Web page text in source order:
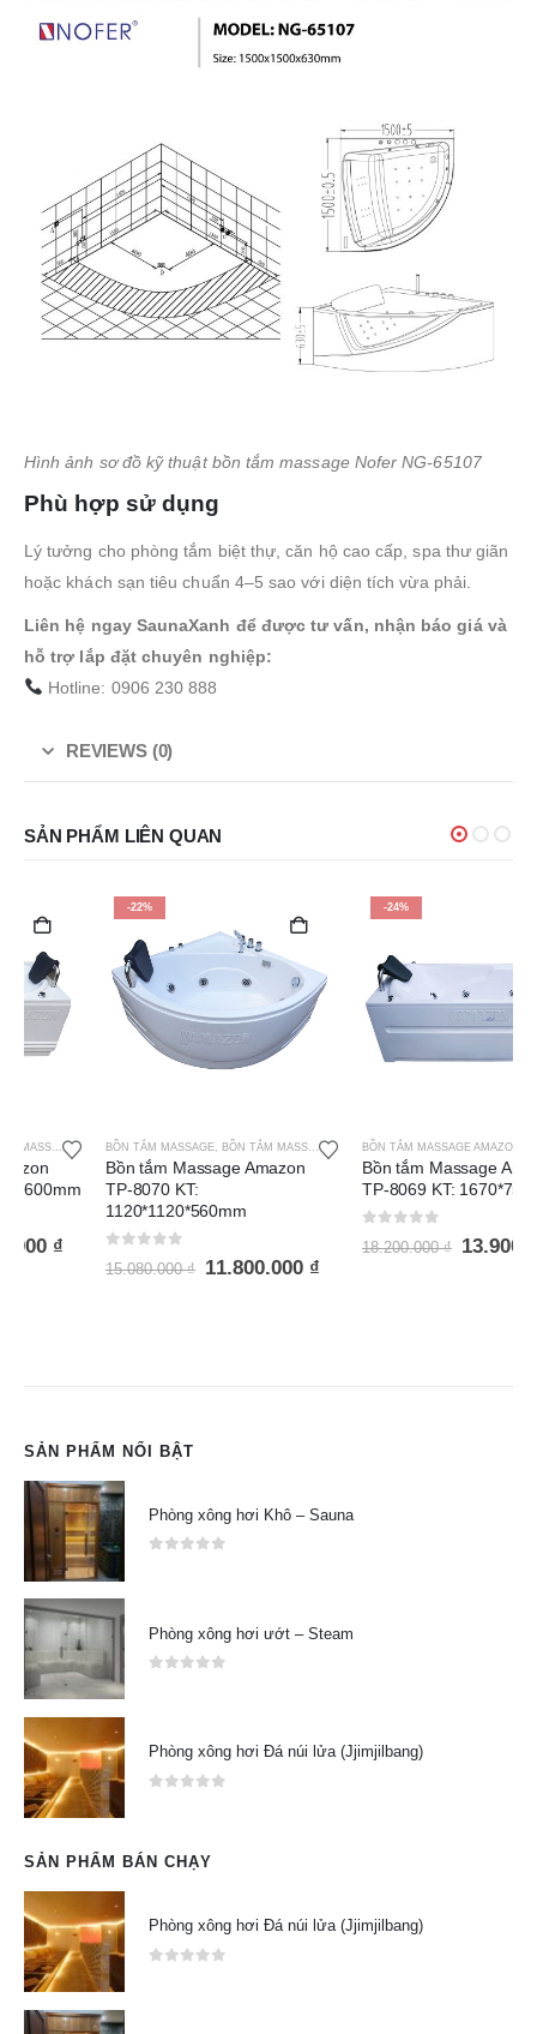
Hình ảnh sơ đồ kỹ thuật bồn tắm massage Nofer NG-65107
Phù hợp sử dụng
Lý tưởng cho phòng tắm biệt thự, căn hộ cao cấp, spa thư giãn
hoặc khách sạn tiêu chuẩn 4–5 sao với diện tích vừa phải.
Liên hệ ngay SaunaXanh để được tư vấn, nhận báo giá và
hỗ trợ lắp đặt chuyên nghiệp:
Hotline: 0906 230 888
REVIEWS (0)
SẢN PHẨM LIÊN QUAN
BỒN TẮM MASSAGE ,BỒN TẮM MASSAGE AMAZON
Bồn tắm Massage Amazon
TP-8070 KT:
1120*1120*560mm
₫ 11.800.000₫
BỒN TẮM MASSAGE AMAZON,BỒN TẮM MASSAGE
Bồn tắm Massage Amazon
TP-8069 KT: 1670*750*600mm
₫ 13.900.000₫
SẢN PHẨM NỔI BẬT
Phòng xông hơi Khô – Sauna
Phòng xông hơi ướt – Steam
Phòng xông hơi Đá núi lửa (Jjimjilbang)
SẢN PHẨM BÁN CHẠY
Phòng xông hơi Đá núi lửa (Jjimjilbang)